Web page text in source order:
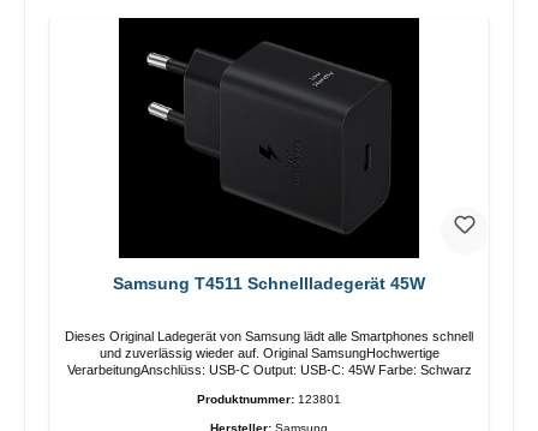
Samsung T4511 Schnellladegerät 45W
Dieses Original Ladegerät von Samsung lädt alle Smartphones schnell
und zuverlässig wieder auf. Original SamsungHochwertige
VerarbeitungAnschlüss: USB-C Output: USB-C: 45W Farbe: Schwarz
Produktnummer: 123801
Hersteller: Samsung